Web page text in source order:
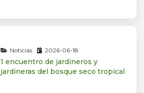
Noticias 2026-06-18
1 encuentro de jardineros y
jardineras del bosque seco tropical